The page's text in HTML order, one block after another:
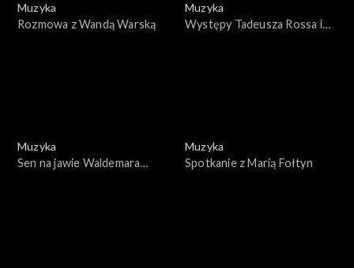
Muzyka
Rozmowa z Wandą Warską
Muzyka
Występy Tadeusza Rossa i
Muzyka
Sen na jawie Waldemara
Muzyka
Spotkanie z Marią Fołtyn